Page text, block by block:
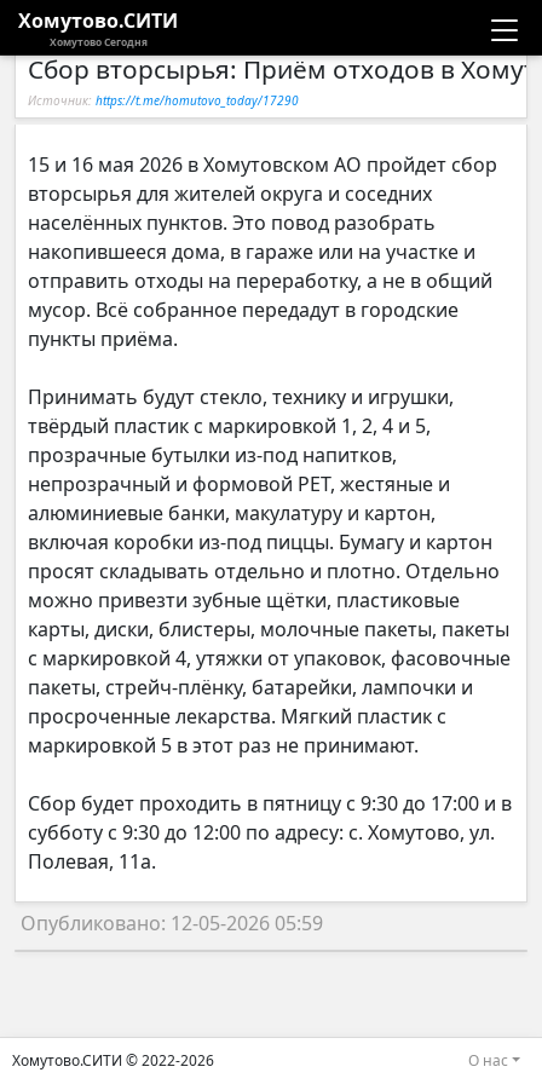
Хомутово.СИТИ
Хомутово Сегодня
Новости
Галерея
Компании
Сбор вторсырья: Приём отходов в
Источник: https://t.me/homutovo_today/17290
15 и 16 мая 2026 в Хомутовском АО пройдет сбор
вторсырья для жителей округа и соседних
населённых пунктов. Это повод разобрать
накопившееся дома, в гараже или на участке и
отправить отходы на переработку, а не в общий
мусор. Всё собранное передадут в городские
пункты приёма.
Принимать будут стекло, технику и игрушки,
твёрдый пластик с маркировкой 1, 2, 4 и 5,
прозрачные бутылки из-под напитков,
непрозрачный и формовой PET, жестяные и
алюминиевые банки, макулатуру и картон,
включая коробки из-под пиццы. Бумагу и картон
просят складывать отдельно и плотно. Отдельно
можно привезти зубные щётки, пластиковые
карты, диски, блистеры, молочные пакеты, пакеты
с маркировкой 4, утяжки от упаковок, фасовочные
пакеты, стрейч-плёнку, батарейки, лампочки и
просроченные лекарства. Мягкий пластик с
маркировкой 5 в этот раз не принимают.
Сбор будет проходить в пятницу с 9:30 до 17:00 и в
субботу с 9:30 до 12:00 по адресу: с. Хомутово, ул.
Полевая, 11а.
Опубликовано: 12-05-2026 05:59
Хомутово.СИТИ © 2022-2026 О нас